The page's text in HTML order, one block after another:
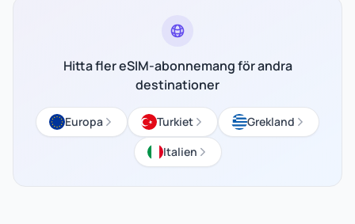
Hitta fler eSIM-abonnemang för andra
destinationer
Europa Turkiet
Grekland
Italien